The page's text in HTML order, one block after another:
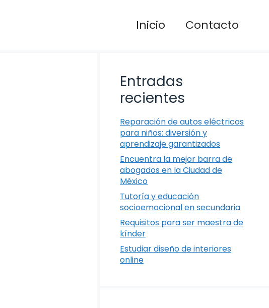
Inicio Contacto
Entradas
recientes
Reparación de autos eléctricos
para niños: diversión y
aprendizaje garantizados
Encuentra la mejor barra de
abogados en la Ciudad de
México
Tutoría y educación
socioemocional en secundaria
Requisitos para ser maestra de
kínder
Estudiar diseño de interiores
online